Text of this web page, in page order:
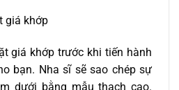
giá khớp
giá khớp trước khi tiến hành
bạn. Nha sĩ sẽ sao chép sự
dưới bằng mẫu thạch cao.